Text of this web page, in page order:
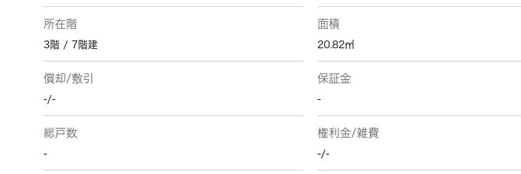
所在階
3階 / 7階建
面積
20.82㎡
償却/敷引
-/-
保証金
-
総戸数
-
権利金/雑費
-/-